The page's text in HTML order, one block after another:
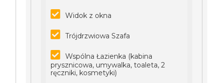
Widok z okna
Trójdrzwiowa Szafa
Wspólna Łazienka (kabina
prysznicowa, umywalka, toaleta, 2
ręczniki, kosmetyki)